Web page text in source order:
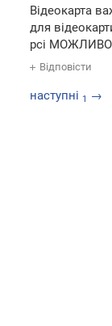
Відеокарта
для
pci МОЖЛИВО
Відповісти
наступні 1 →